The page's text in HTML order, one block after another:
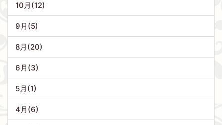
10月(12)
9月(5)
8月(20)
6月(3)
5月(1)
4月(6)